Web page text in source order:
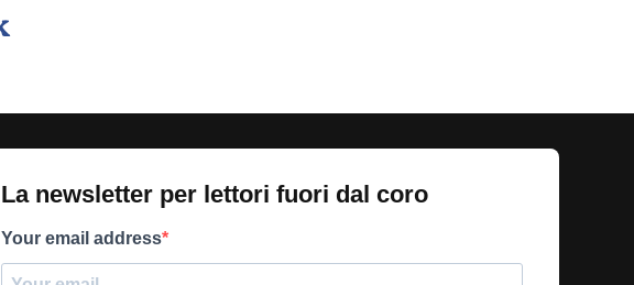
La newsletter per lettori fuori dal coro​
Your email address